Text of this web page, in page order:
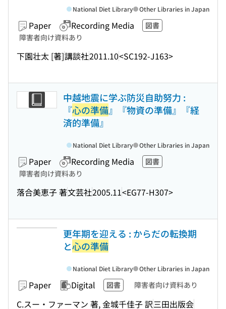
Paper Recording Media
図書
障害者向け資料あり
下園壮太 [著]講談社2011.10<SC192-J163>
National Diet Library Other Libraries in Japan
中越地震に学ぶ防災自助努力 :
『心の準備』『物資の準備』『経
済的準備』
Paper Recording Media
図書
障害者向け資料あり
落合美恵子 著文芸社2005.11<EG77-H307>
National Diet Library Other Libraries in Japan
更年期を迎える : からだの転換期
と心の準備
Paper Digital 図書 障害者向け資料あり
C.スー・ファーマン 著, 金城千佳子 訳三田出版会
National Diet Library Other Libraries in Japan